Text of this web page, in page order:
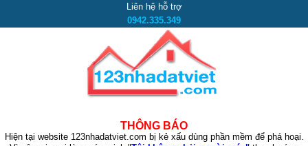
Liên hệ hỗ trợ
0942.335.349
THÔNG BÁO
Hiện tại website 123nhadatviet.com bị kẻ xấu dùng phần mềm để phá hoại.